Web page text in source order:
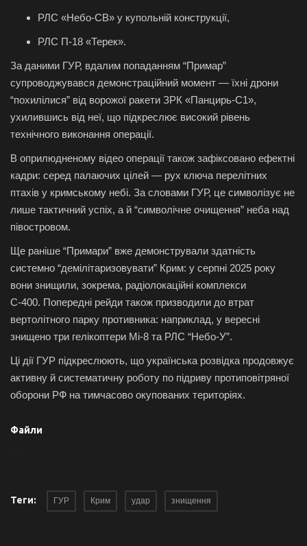
РЛС «Небо-СВ» у купольній конструкції,
РЛС П-18 «Терек».
За даними ГУР, вдалим попаданням “Примар”
супроводжувався демонстраційний момент — їхні дрони
“похилілися” від ворожої ракети ЗРК «Панцирь-С1»,
ухилившись від неї, що підкреслює високий рівень
технічного виконання операції.
В оприлюдненому відео операції також зафіксовано ефектні
кадри: серед палаючих цілей — рух ключа перелітних
птахів у кримському небі. За словами ГУР, це символізує не
лише тактичний успіх, а й “символічне очищення” неба над
півостровом.
Ще раніше “Примари” вже демонстрували здатність
системно “демілітаризовувати” Крим: у серпні 2025 року
вони знищили, зокрема, радіолокаційні комплекси
С-400. Попередні рейди також призводили до втрат
вертолітного парку противника: наприклад, у вересні
знищено три гелікоптери Мі-8 та РЛС “Небо-У”.
Ці дії ГУР підкреслюють, що українська розвідка продовжує
активну й систематичну роботу по підриву протиповітряної
оборони РФ на тимчасово окупованих територіях.
Файли
Теги: ГУР Крим удар знищення